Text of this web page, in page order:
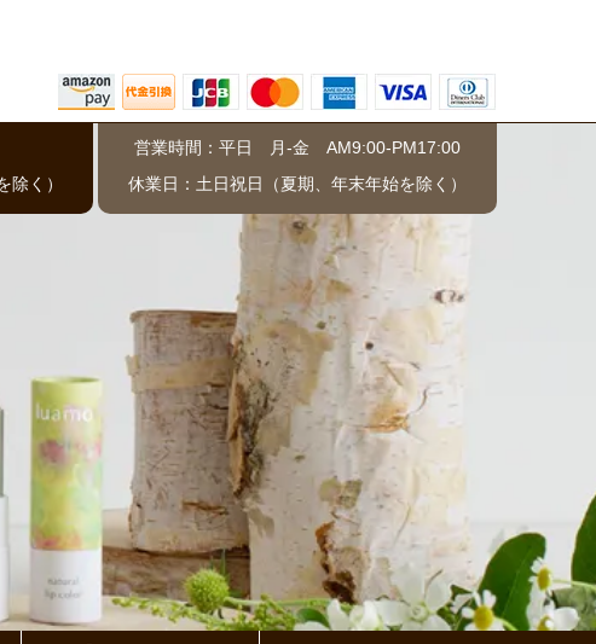
く）
営業時間：平日 月-金 AM9:00-PM17:00
休業日：土日祝日（夏期、年末年始を除く）